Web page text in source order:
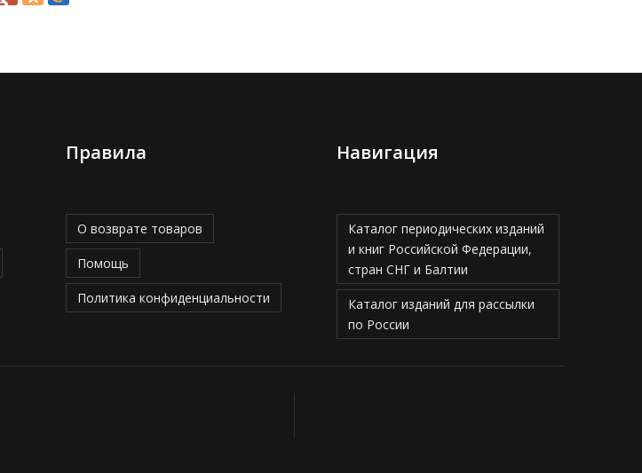
Правила
О возврате товаров
Помощь
Политика конфиденциальности
Навигация
Каталог периодических изданий
и книг Российской Федерации,
стран СНГ и Балтии
Каталог изданий для рассылки
по России